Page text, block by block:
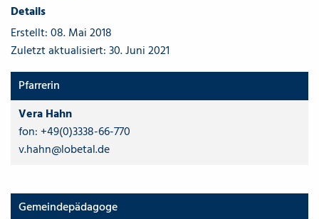
Details
Erstellt: 08. Mai 2018
Zuletzt aktualisiert: 30. Juni 2021
Pfarrerin
Vera Hahn
fon: +49(0)3338-66-770
v.hahn@lobetal.de
Gemeindepädagoge